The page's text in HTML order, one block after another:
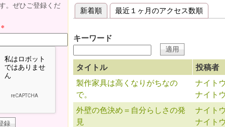
プライマリータブ
新着順(アクティブなタブ)
最近１ヶ月のアクセス数順
キーワード
タイトル 投稿者
製作家具は高くなりがちなの
で。
ナイト
ナイト
外壁の色決め＝自分らしさの発
見
ナイト
ナイト
。ぜひご登録くだ
*